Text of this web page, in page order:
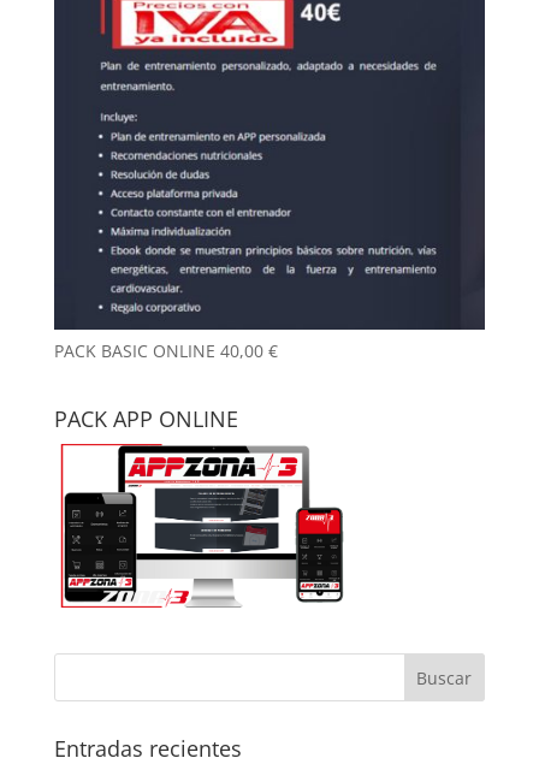
PACK BASIC ONLINE 40,00 €
PACK APP ONLINE
Entradas recientes